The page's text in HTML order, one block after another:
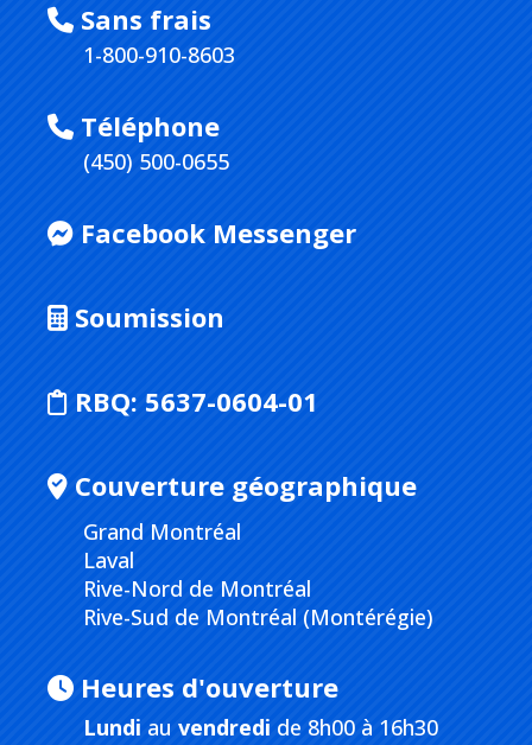
Sans frais
1-800-910-8603
Téléphone
(450) 500-0655
Facebook Messenger
Soumission
RBQ: 5637-0604-01
Couverture géographique
Grand Montréal
Laval
Rive-Nord de Montréal
Rive-Sud de Montréal (Montérégie)
Heures d'ouverture
Lundi au vendredi de 8h00 à 16h30